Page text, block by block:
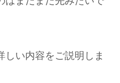
しい内容をご説明しま